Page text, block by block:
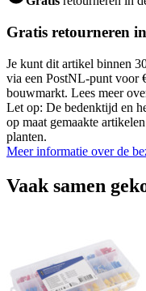
Gratis retourneren
Je kunt dit artikel binnen
via een PostNL-punt voor
bouwmarkt. Lees meer
Let op: De bedenktijd en
op maat gemaakte
planten.
Meer informatie over de
Vaak samen